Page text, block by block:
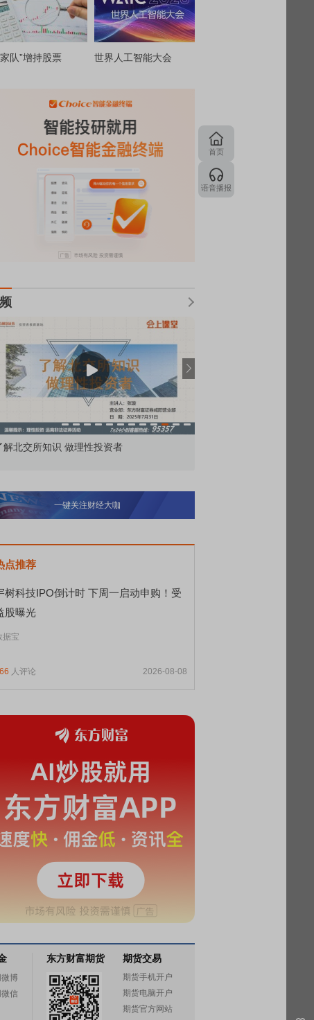
队”增持股票 世界人工智能大会
解北交所知识 做理性投资者
一键关注财经大咖
点推荐
树科技IPO倒计时 下周一启动申购！受
股曝光
据宝
人评论 2026-08-08
首页
语音播报
博
信
东方财富期货 期货交易
期货手机开户
期货电脑开户
期货官方网站